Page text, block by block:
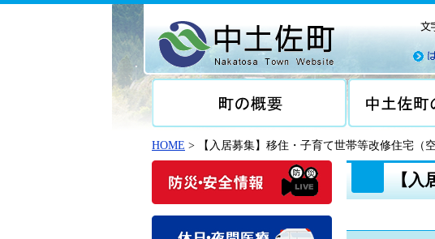
HOME > 【入居募集】移住・子育て世帯等改修住宅（空
【